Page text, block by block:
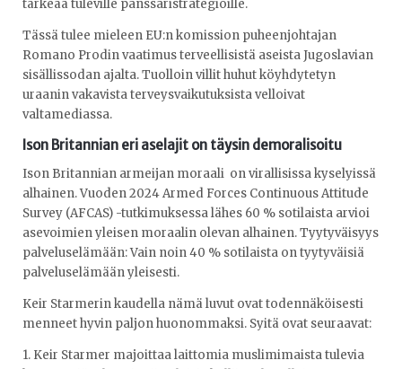
tärkeää tuleville panssaristrategioille.
Tässä tulee mieleen EU:n komission puheenjohtajan
Romano Prodin vaatimus terveellisistä aseista Jugoslavian
sisällissodan ajalta. Tuolloin villit huhut köyhdytetyn
uraanin vakavista terveysvaikutuksista velloivat
valtamediassa.
Ison Britannian eri aselajit on täysin demoralisoitu
Ison Britannian armeijan moraali on virallisissa kyselyissä
alhainen. Vuoden 2024 Armed Forces Continuous Attitude
Survey (AFCAS) -tutkimuksessa lähes 60 % sotilaista arvioi
asevoimien yleisen moraalin olevan alhainen. Tyytyväisyys
palveluselämään: Vain noin 40 % sotilaista on tyytyväisiä
palveluselämään yleisesti.
Keir Starmerin kaudella nämä luvut ovat todennäköisesti
menneet hyvin paljon huonommaksi. Syitä ovat seuraavat:
1. Keir Starmer majoittaa laittomia muslimimaista tulevia